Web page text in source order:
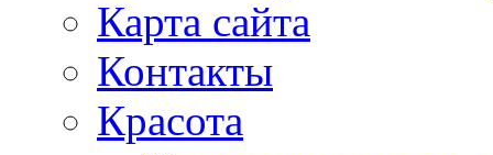
Карта сайта
Контакты
Красота